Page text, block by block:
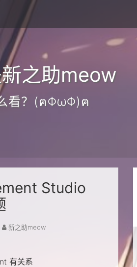
之助meow
看？(ฅΦωΦ)ฅ
Studio
新之助meow
有关系